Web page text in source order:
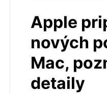
Apple
nových
Mac,
detaily